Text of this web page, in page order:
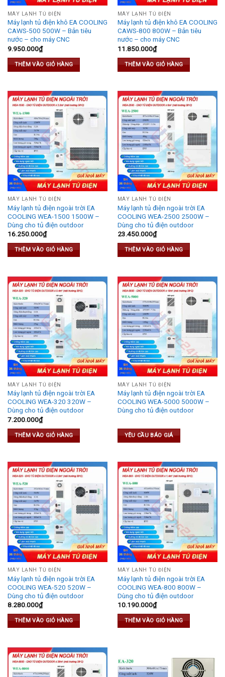
MÁY LẠNH TỦ ĐIỆN
Máy lạnh tủ điện khô EA COOLING
CAWS-500 500W – Bản tiêu
nước – cho máy CNC
9.950.000₫
THÊM VÀO GIỎ HÀNG
MÁY LẠNH TỦ ĐIỆN
Máy lạnh tủ điện khô EA COOLING
CAWS-800 800W – Bản tiêu
nước – cho máy CNC
11.850.000₫
THÊM VÀO GIỎ HÀNG
MÁY LẠNH TỦ ĐIỆN
Máy lạnh tủ điện ngoài trời EA
COOLING WEA-1500 1500W –
Dùng cho tủ điện outdoor
16.250.000₫
THÊM VÀO GIỎ HÀNG
MÁY LẠNH TỦ ĐIỆN
Máy lạnh tủ điện ngoài trời EA
COOLING WEA-2500 2500W –
Dùng cho tủ điện outdoor
23.450.000₫
THÊM VÀO GIỎ HÀNG
MÁY LẠNH TỦ ĐIỆN
Máy lạnh tủ điện ngoài trời EA
COOLING WEA-320 320W –
Dùng cho tủ điện outdoor
7.200.000₫
THÊM VÀO GIỎ HÀNG
MÁY LẠNH TỦ ĐIỆN
Máy lạnh tủ điện ngoài trời EA
COOLING WEA-5000 5000W –
Dùng cho tủ điện outdoor
YÊU CẦU BÁO GIÁ
MÁY LẠNH TỦ ĐIỆN
Máy lạnh tủ điện ngoài trời EA
COOLING WEA-520 520W –
Dùng cho tủ điện outdoor
8.280.000₫
THÊM VÀO GIỎ HÀNG
MÁY LẠNH TỦ ĐIỆN
Máy lạnh tủ điện ngoài trời EA
COOLING WEA-800 800W –
Dùng cho tủ điện outdoor
10.190.000₫
THÊM VÀO GIỎ HÀNG